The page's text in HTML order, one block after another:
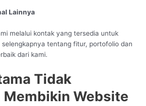
Lainnya
melalui kontak yang tersedia untuk
selengkapnya tentang fitur, portofolio dan
dari kami.
Tidak
Membikin Website